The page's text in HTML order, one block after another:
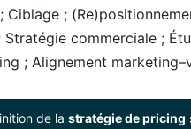
Ciblage ;
Stratégie commerciale ;
; Alignement
de la stratégie de pricing